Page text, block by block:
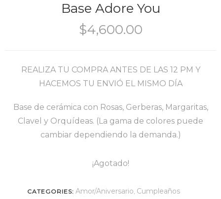
Base Adore You
$4,600.00
REALIZA TU COMPRA ANTES DE LAS 12 PM Y
HACEMOS TU ENVIÓ EL MISMO DÍA
Base de cerámica con Rosas, Gerberas, Margaritas,
Clavel y Orquídeas. (La gama de colores puede
cambiar dependiendo la demanda.)
¡Agotado!
CATEGORIES: Amor/Aniversario, Cumpleaños